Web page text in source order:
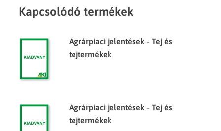
Kapcsolódó termékek
Agrárpiaci jelentések – Tej és
tejtermékek
Agrárpiaci jelentések – Tej és
tejtermékek